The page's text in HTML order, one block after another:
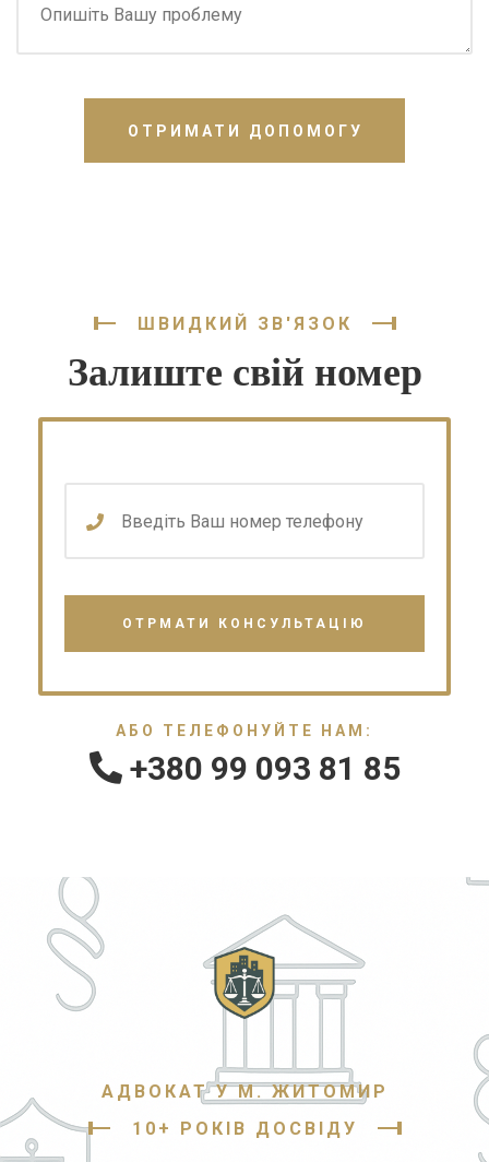
ОТРИМАТИ ДОПОМОГУ
ШВИДКИЙ ЗВ'ЯЗОК
Залиште свій номер
АБО ТЕЛЕФОНУЙТЕ НАМ:
+380 99 093 81 85
АДВОКАТ У М. ЖИТОМИР
10+ РОКІВ ДОСВІДУ